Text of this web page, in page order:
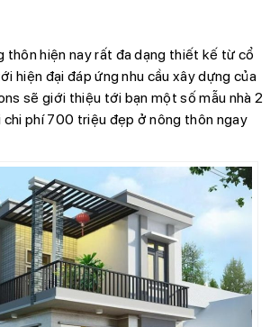
thôn hiện nay rất đa dạng thiết kế từ cổ
hiện đại đáp ứng nhu cầu xây dựng của
sẽ giới thiệu tới bạn một số mẫu nhà 2
chi phí 700 triệu đẹp ở nông thôn ngay